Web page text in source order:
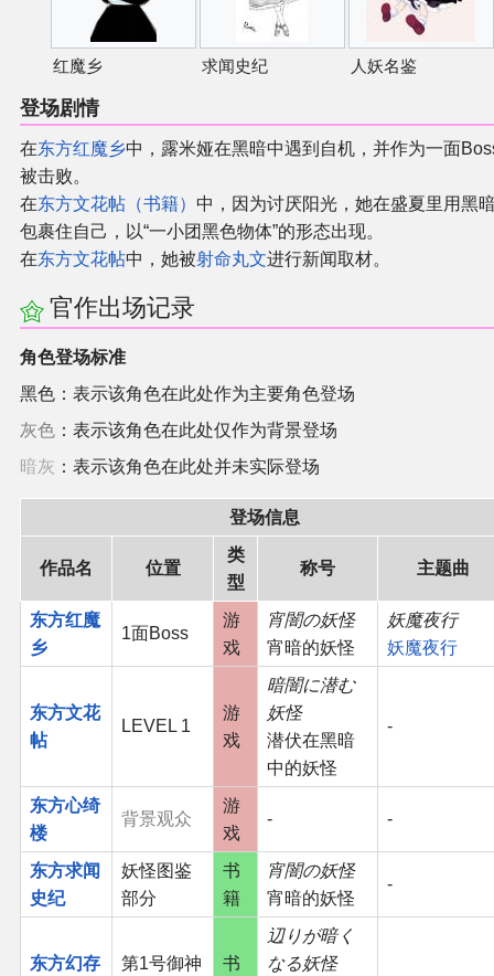
红魔乡 求闻史纪 人妖名鉴
登场剧情
在东方红魔乡中，露米娅在黑暗中遇到自机，并作为一面
被击败。
在东方文花帖（书籍） 中，因为讨厌阳光，她在盛夏里用黑
包裹住自己，以“一小团黑色物体”的形态出现。
在东方文花帖中，她被射命丸文进行新闻取材。
官作出场记录
角色登场标准
黑色：表示该角色在此处作为主要角色登场
灰色 ：表示该角色在此处仅作为背景登场
暗灰 ：表示该角色在此处并未实际登场
登场信息
作品名 位置
类
型
称号 主题曲
东方红魔
乡
1面Boss
游
戏
宵闇の妖怪
宵暗的妖怪
妖魔夜行
妖魔夜行
东方文花
帖
LEVEL 1
游
戏
暗闇に潜む
妖怪
潜伏在黑暗
中的妖怪
-
东方心绮
楼
背景观众
游
戏
- -
东方求闻
史纪
妖怪图鉴
部分
书
籍
宵闇の妖怪
宵暗的妖怪
-
东方幻存 第1号御神 书
辺りが暗く
なる妖怪